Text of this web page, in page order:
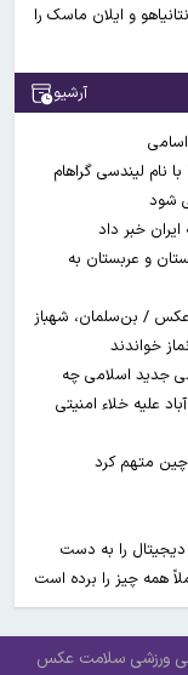
و ایلان ماسک را
آرشیو
نام لیندسی گراهام
شود
خبر داد
و عربستان به
عکس / بن‌سلمان، شهباز
خواندند
جدید اسلامی چه
علیه خلاء امنیتی
چین متهم کرد
دیجیتال را به دست
همه چیز را برده است
ورزشی سلامت عکس